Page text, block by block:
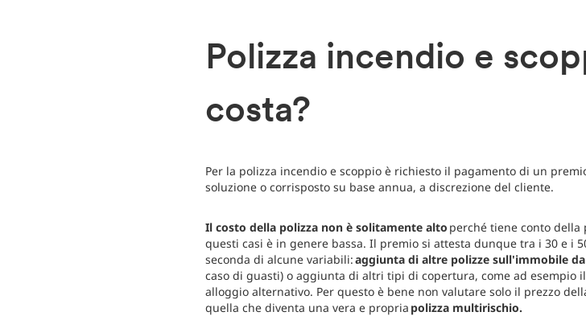
Polizza incendio e
costa?
Per la polizza incendio e scoppio è richiesto il pagamento di un
soluzione o corrisposto su base annua, a discrezione del cliente.
Il costo della polizza non è solitamente alto perché tiene conto
questi casi è in genere bassa. Il premio si attesta dunque tra i 30 e i
seconda di alcune variabili:aggiunta di altre polizze sull'immobile
caso di guasti) o aggiunta di altri tipi di copertura, come ad esempio
alloggio alternativo. Per questo è bene non valutare solo il prezzo
quella che diventa una vera e propria polizza multirischio.